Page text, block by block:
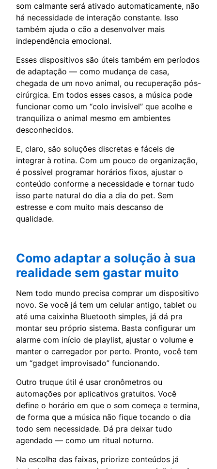
som calmante será ativado automaticamente, não
há necessidade de interação constante. Isso
também ajuda o cão a desenvolver mais
independência emocional.
Esses dispositivos são úteis também em períodos
de adaptação — como mudança de casa,
chegada de um novo animal, ou recuperação pós-
cirúrgica. Em todos esses casos, a música pode
funcionar como um “colo invisível” que acolhe e
tranquiliza o animal mesmo em ambientes
desconhecidos.
E, claro, são soluções discretas e fáceis de
integrar à rotina. Com um pouco de organização,
é possível programar horários fixos, ajustar o
conteúdo conforme a necessidade e tornar tudo
isso parte natural do dia a dia do pet. Sem
estresse e com muito mais descanso de
qualidade.
Como adaptar a solução à sua
realidade sem gastar muito
Nem todo mundo precisa comprar um dispositivo
novo. Se você já tem um celular antigo, tablet ou
até uma caixinha Bluetooth simples, já dá pra
montar seu próprio sistema. Basta configurar um
alarme com início de playlist, ajustar o volume e
manter o carregador por perto. Pronto, você tem
um “gadget improvisado” funcionando.
Outro truque útil é usar cronômetros ou
automações por aplicativos gratuitos. Você
define o horário em que o som começa e termina,
de forma que a música não fique tocando o dia
todo sem necessidade. Dá pra deixar tudo
agendado — como um ritual noturno.
Na escolha das faixas, priorize conteúdos já